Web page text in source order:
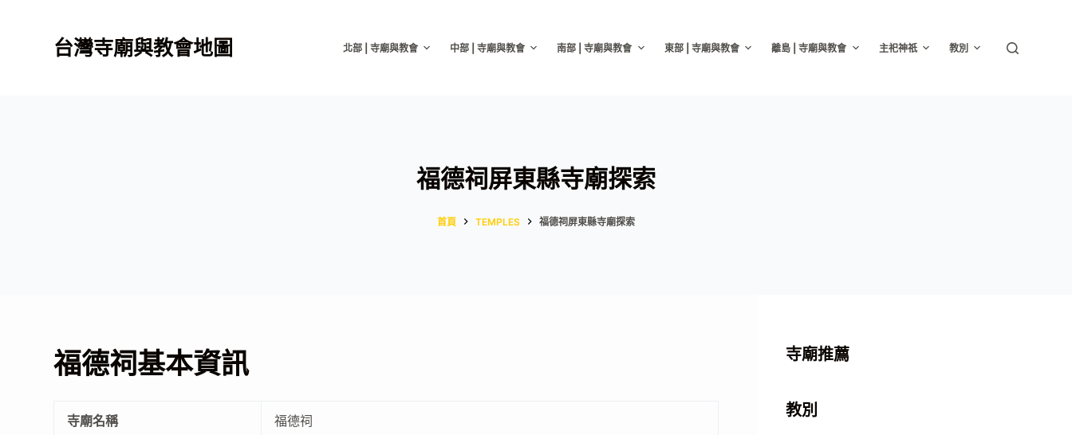
台灣寺廟與教會地圖 北部 | 寺廟與教會 中部 | 寺廟與教會 南部 | 寺廟與教會 東部 | 寺廟與教會 離島 | 寺廟與教會 主祀神祇 教別
福德祠屏東縣寺廟探索
首頁 TEMPLES 福德祠屏東縣寺廟探索
福德祠基本資訊
寺廟名稱 福德祠
寺廟推薦
教別